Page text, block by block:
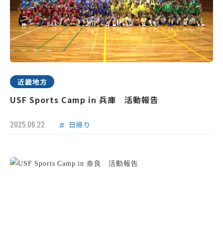
近畿地方
USF Sports Camp in 兵庫 活動報告
2025.06.22 日帰り